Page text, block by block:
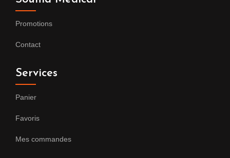
Promotions
Contact
Services
Panier
Favoris
Mes commandes